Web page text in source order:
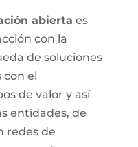
abierta es
con la
de soluciones
con el
de valor y así
entidades, de
redes de